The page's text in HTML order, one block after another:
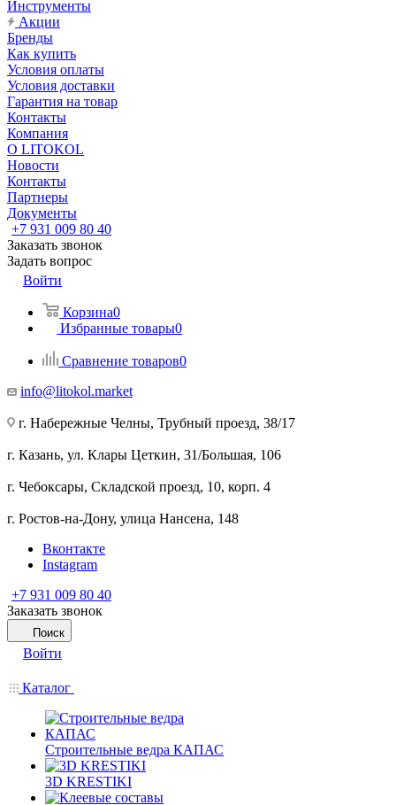
Инструменты
Акции
Бренды
Как купить
Условия оплаты
Условия доставки
Гарантия на товар
Контакты
Компания
О LITOKOL
Новости
Контакты
Партнеры
Документы
+7 931 009 80 40
Заказать звонок
Задать вопрос
Войти
Корзина0
Избранные товары0
Сравнение товаров0
info@litokol.market
г. Набережные Челны, Трубный проезд, 38/17
г. Казань, ул. Клары Цеткин, 31/Большая, 106
г. Чебоксары, Складской проезд, 10, корп. 4
г. Ростов-на-Дону, улица Нансена, 148
Вконтакте
Instagram
+7 931 009 80 40
Заказать звонок
Поиск
Войти
Каталог
Строительные ведра КАПАС
3D KRESTIKI